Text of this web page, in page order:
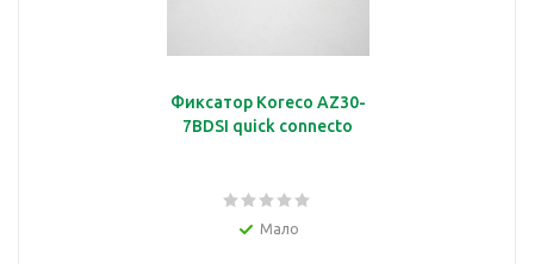
Фиксатор Koreco AZ30-
7BDSI quick connecto
Мало